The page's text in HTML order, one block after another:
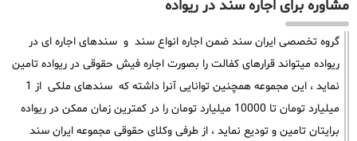
مشاوره برای اجاره سند در ریواده
گروه تخصصی ایران سند ضمن اجاره انواع سند و سندهای اجاره ای در
ریواده میتواند قرارهای کفالت را بصورت اجاره فیش حقوقی در ریواده تامین
نماید ، این مجموعه همچنین توانایی آنرا داشته که سندهای ملکی از 1
میلیارد تومان تا 10000 میلیارد تومان را در کمترین زمان ممکن در ریواده
برایتان تامین و تودیع نماید ، از طرفی وکلای حقوقی مجموعه ایران سند